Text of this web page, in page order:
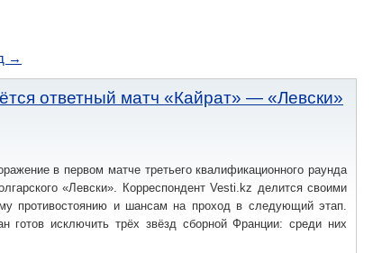
→
ответный матч «Кайрат» — «Левски»
в первом матче третьего квалификационного раунда
«Левски». Корреспондент Vesti.kz делится своими
противостоянию и шансам на проход в следующий этап.
готов исключить трёх звёзд сборной Франции: среди них